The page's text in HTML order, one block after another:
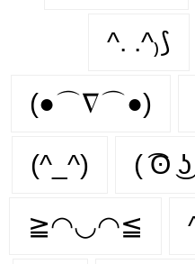
^. .^₎⟆
(●⌒∇⌒●)
(^_^) ( ͡ʘ
≧◠◡◠≦